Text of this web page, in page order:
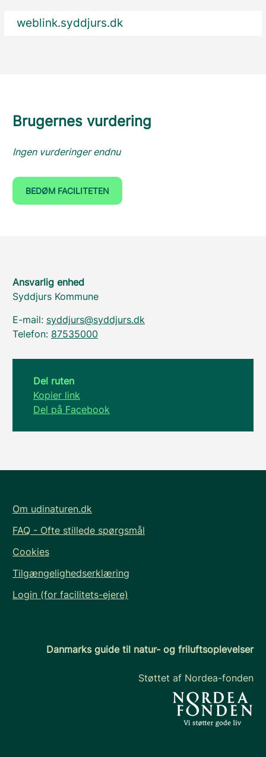
weblink.syddjurs.dk
Brugernes vurdering
Ingen vurderinger endnu
BEDØM FACILITETEN
Ansvarlig enhed
Syddjurs Kommune
E-mail: syddjurs@syddjurs.dk
Telefon: 87535000
Del ruten
Kopier link
Del på Facebook
Om udinaturen.dk
FAQ - Ofte stillede spørgsmål
Cookies
Tilgængelighedserklæring
Login (for facilitets-ejere)
Danmarks guide til natur- og friluftsoplevelser
Støttet af Nordea-fonden